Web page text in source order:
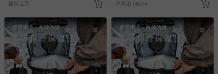
最新上架 已售出 98974